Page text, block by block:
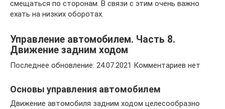
смещаться по сторонам. В связи с этим очень важно
ехать на низких оборотах.
Управление автомобилем. Часть 8.
Движение задним ходом
Последнее обновление: 24.07.2021 Комментариев нет
Основы управления автомобилем
Движение автомобиля задним ходом целесообразно